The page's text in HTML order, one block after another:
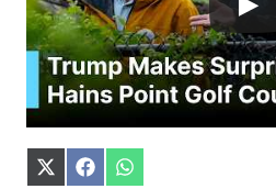
ShareShareShare